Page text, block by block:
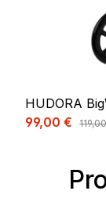
HUDORA
Prix de
99,00 € Prix
Ignorer la